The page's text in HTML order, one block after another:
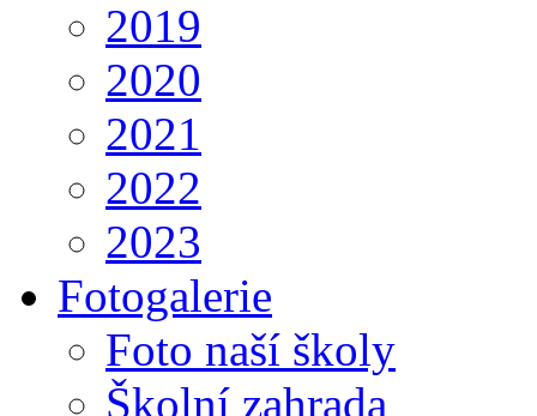
2019
2020
2021
2022
2023
Fotogalerie
Foto naší školy
Školní zahrada